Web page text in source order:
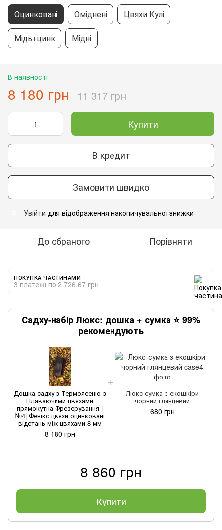
Оцинковані Оміднені Цвяхи Кулі
Мідь+цинк Мідні
В наявності
8 180 грн 11 317 грн
Купити
В кредит
Замовити швидко
Увійти для відображення накопичувальної знижки
До обраного Порівняти
ПОКУПКА ЧАСТИНАМИ
3 платежі по 2 726.67 грн
Садху-набір Люкс: дошка + сумка ⭐ 99%
рекомендують
Дошка садху з Термоясеню з
Плаваючими цвяхами
прямокутна Фрезерування |
№4| Фенікс цвяхи оцинковані
відстань між цвяхами 8 мм
8 180 грн
Люкс-сумка з екошкіри
чорний глянцевий
680 грн
8 860 грн
Купити